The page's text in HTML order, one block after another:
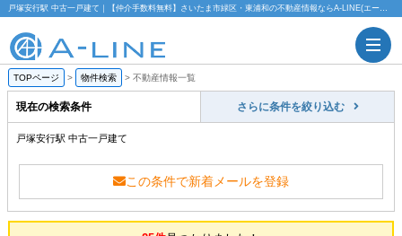
戸塚安行駅 中古一戸建て｜【仲介手数料無料】さいたま市緑区・東浦和の不動産情報ならA-LINE(エーライン)
TOPページ > 物件検索 > 不動産情報一覧
現在の検索条件 さらに条件を絞り込む
戸塚安行駅 中古一戸建て
この条件で新着メールを登録